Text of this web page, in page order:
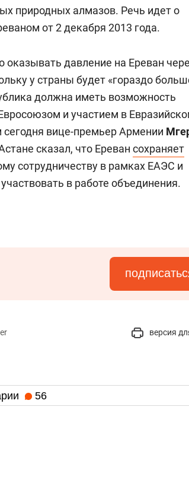
природных алмазов. Речь идет о
от 2 декабря 2013 года.
оказывать давление на Ереван
у страны будет «гораздо
должна иметь возможность
и участием в
вице-премьер Армении
сказал, что Ереван сохраняет
сотрудничеству в рамках ЕАЭС и
в работе объединения.
версия
56